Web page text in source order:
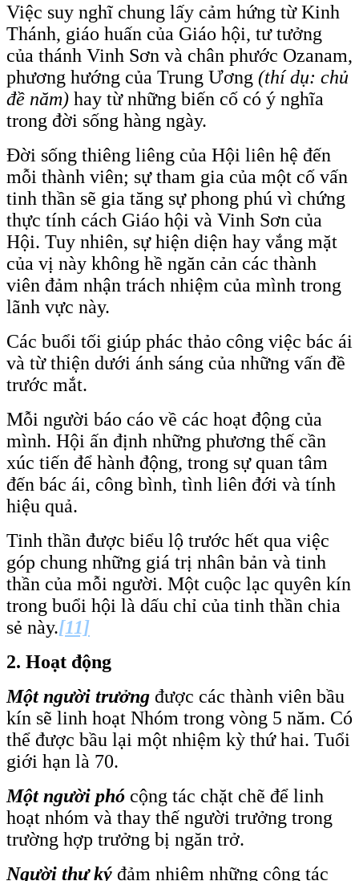
Việc suy nghĩ chung lấy cảm hứng từ Kinh
Thánh, giáo huấn của Giáo hội, tư tưởng
của thánh Vinh Sơn và chân phước Ozanam,
phương hướng của Trung Ương (thí dụ: chủ
đề năm) hay từ những biến cố có ý nghĩa
trong đời sống hàng ngày.
Đời sống thiêng liêng của Hội liên hệ đến
mỗi thành viên; sự tham gia của một cố vấn
tinh thần sẽ gia tăng sự phong phú vì chứng
thực tính cách Giáo hội và Vinh Sơn của
Hội. Tuy nhiên, sự hiện diện hay vắng mặt
của vị này không hề ngăn cản các thành
viên đảm nhận trách nhiệm của mình trong
lãnh vực này.
Các buổi tối giúp phác thảo công việc bác ái
và từ thiện dưới ánh sáng của những vấn đề
trước mắt.
Mỗi người báo cáo về các hoạt động của
mình. Hội ấn định những phương thế cần
xúc tiến để hành động, trong sự quan tâm
đến bác ái, công bình, tình liên đới và tính
hiệu quả.
Tinh thần được biểu lộ trước hết qua việc
góp chung những giá trị nhân bản và tinh
thần của mỗi người. Một cuộc lạc quyên kín
trong buổi hội là dấu chỉ của tinh thần chia
sẻ này.[11]
2. Hoạt động
Một người trưởng được các thành viên bầu
kín sẽ linh hoạt Nhóm trong vòng 5 năm. Có
thể được bầu lại một nhiệm kỳ thứ hai. Tuổi
giới hạn là 70.
Một người phó cộng tác chặt chẽ để linh
hoạt nhóm và thay thế người trưởng trong
trường hợp trưởng bị ngăn trở.
Người thư ký đảm nhiệm những công tác